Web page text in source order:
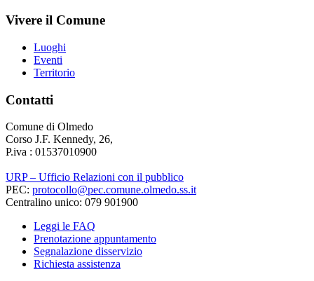
Vivere il Comune
Luoghi
Eventi
Territorio
Contatti
Comune di Olmedo
Corso J.F. Kennedy, 26,
P.iva : 01537010900
URP – Ufficio Relazioni con il pubblico
PEC: protocollo@pec.comune.olmedo.ss.it
Centralino unico: 079 901900
Leggi le FAQ
Prenotazione appuntamento
Segnalazione disservizio
Richiesta assistenza